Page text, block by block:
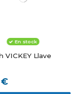
En stock
VICKEY Llave
€